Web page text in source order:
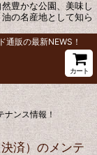
豊かな公園、美味し
の名産地として知ら
販の最新NEWS！
カート
ンス情報！
済）のメンテ